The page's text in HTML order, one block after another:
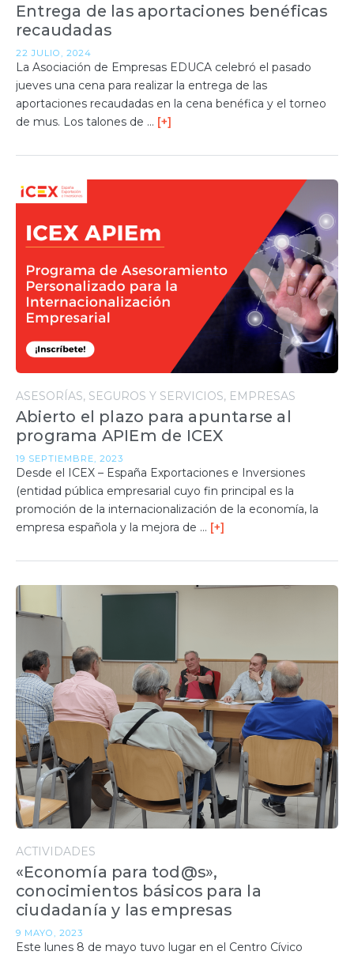
Entrega de las aportaciones benéficas
recaudadas
22 JULIO, 2024
La Asociación de Empresas EDUCA celebró el pasado
jueves una cena para realizar la entrega de las
aportaciones recaudadas en la cena benéfica y el torneo
de mus. Los talones de … [+]
ASESORÍAS, SEGUROS Y SERVICIOS EMPRESAS
Abierto el plazo para apuntarse al
programa APIEm de ICEX
19 SEPTIEMBRE, 2023
Desde el ICEX – España Exportaciones e Inversiones
(entidad pública empresarial cuyo fin principal es la
promoción de la internacionalización de la economía, la
empresa española y la mejora de … [+]
ACTIVIDADES
«Economía para tod@s»,
conocimientos básicos para la
ciudadanía y las empresas
9 MAYO, 2023
Este lunes 8 de mayo tuvo lugar en el Centro Cívico